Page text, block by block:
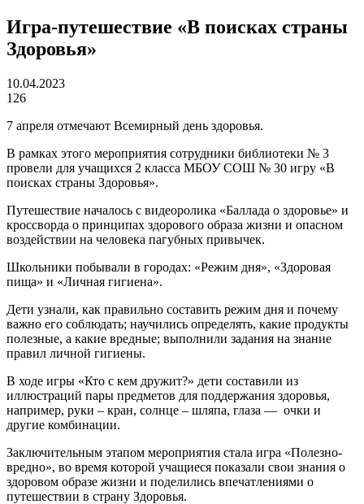
Игра-путешествие «В поисках страны
Здоровья»
10.04.2023
126
7 апреля отмечают Всемирный день здоровья.
В рамках этого мероприятия сотрудники библиотеки № 3
провели для учащихся 2 класса МБОУ СОШ № 30 игру «В
поисках страны Здоровья».
Путешествие началось с видеоролика «Баллада о здоровье» и
кроссворда о принципах здорового образа жизни и опасном
воздействии на человека пагубных привычек.
Школьники побывали в городах: «Режим дня», «Здоровая
пища» и «Личная гигиена».
Дети узнали, как правильно составить режим дня и почему
важно его соблюдать; научились определять, какие продукты
полезные, а какие вредные; выполнили задания на знание
правил личной гигиены.
В ходе игры «Кто с кем дружит?» дети составили из
иллюстраций пары предметов для поддержания здоровья,
например, руки – кран, солнце – шляпа, глаза — очки и
другие комбинации.
Заключительным этапом мероприятия стала игра «Полезно-
вредно», во время которой учащиеся показали свои знания о
здоровом образе жизни и поделились впечатлениями о
путешествии в страну Здоровья.